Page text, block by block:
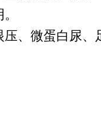
、微蛋白尿、